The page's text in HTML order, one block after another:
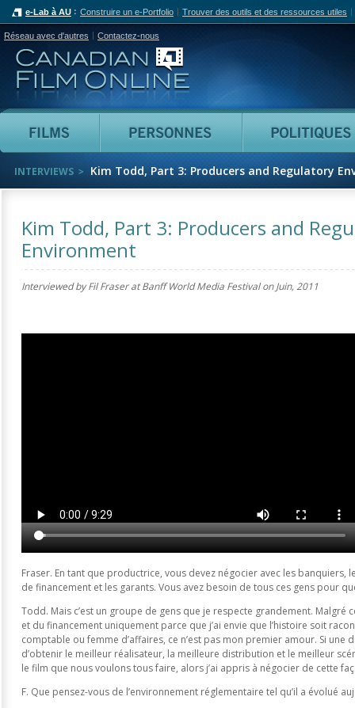
e-Lab à AU Construire un e-Portfolio Trouver des outils et des ressources utiles
Réseau avec d'autres Contactez-nous
Canadian Film Online
Films Personnes
INTERVIEWS Kim Todd, Part 3: Producers and Regulatory
Kim Todd, Part 3: Producers and
Environment
Interviewed by Fil Fraser at Banff World Media Festival onJuin, 2011
Fraser. En tant que productrice, vous devez négocier avec les banquiers,
de financement et les garants. Vous avez besoin de tous ces gens pour
Todd. Mais c’est un groupe de gens que je respecte grandement. Malgré
et du financement uniquement parce que j’ai envie que l’histoire soit
comptable ou femme d’affaires, ce n’est pas mon premier amour. Si
d’obtenir le meilleur réalisateur, la meilleure distribution et le meilleur
le film que nous voulons tous faire, alors j’ai appris à négocier de cette
F. Que pensez-vous de l’environnement réglementaire tel qu’il a évolué